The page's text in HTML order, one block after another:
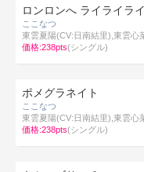
ロンロンへ ライライラ
ここなつ
東雲夏陽(CV:日南結里),東雲心
価格:238pts(シングル)
ポメグラネイト
ここなつ
東雲夏陽(CV:日南結里),東雲心
価格:238pts(シングル)